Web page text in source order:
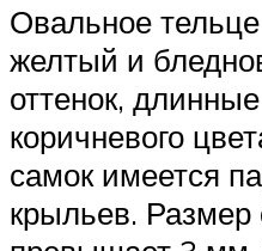
Овальное
желтый и
оттенок,
коричневого
самок имеется
крыльев. Размер